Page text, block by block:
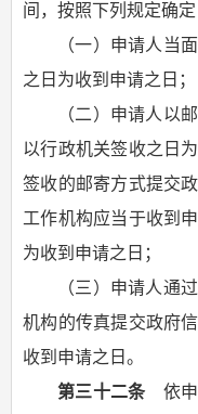
间，按照下列规定确定
（一）申请人当
之日为收到申请之日；
（二）申请人以
以行政机关签收之日
签收的邮寄方式提交
工作机构应当于收到
为收到申请之日；
（三）申请人通
机构的传真提交政府
收到申请之日。
第三十二条依申